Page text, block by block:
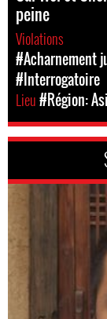
peine
Violations
#Acharnement
#Interrogatoire
Lieu#Région: